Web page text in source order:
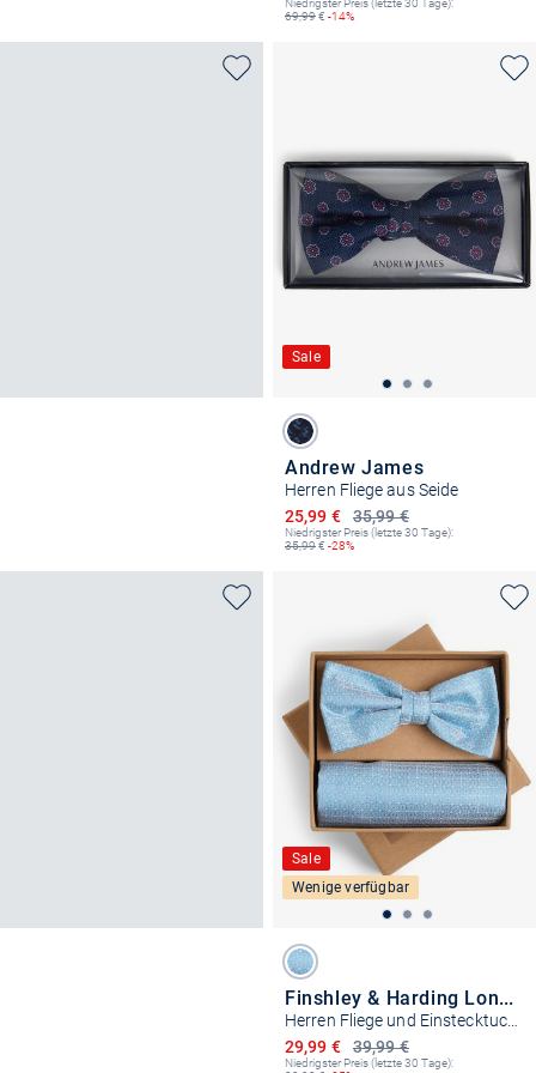
69,99€ -14%
Sale
Andrew James
Herren Fliege aus Seide
35,99 €
Ermäßigter Preis
25,99 €
Niedrigster Preis (letzte 30 Tage):
35,99€ -28%
Sale
Wenige verfügbar
Finshley & Harding London
Herren Fliege und Einstecktuch aus Seide
39,99 €
Ermäßigter Preis
29,99 €
Niedrigster Preis (letzte 30 Tage):